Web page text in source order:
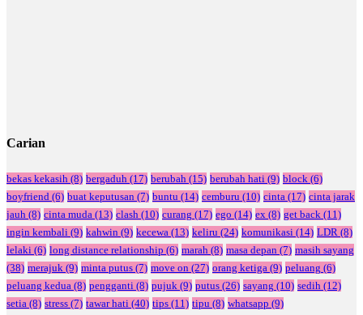
Carian
bekas kekasih (8) bergaduh (17) berubah (15) berubah hati (9) block (6)
boyfriend (6) buat keputusan (7) buntu (14) cemburu (10) cinta (17) cinta jarak
jauh (8) cinta muda (13) clash (10) curang (17) ego (14) ex (8) get back (11)
ingin kembali (9) kahwin (9) kecewa (13) keliru (24) komunikasi (14) LDR (8)
lelaki (6) long distance relationship (6) marah (8) masa depan (7) masih sayang
(38) merajuk (9) minta putus (7) move on (27) orang ketiga (9) peluang (6)
peluang kedua (8) pengganti (8) pujuk (9) putus (26) sayang (10) sedih (12)
setia (8) stress (7) tawar hati (40) tips (11) tipu (8) whatsapp (9)